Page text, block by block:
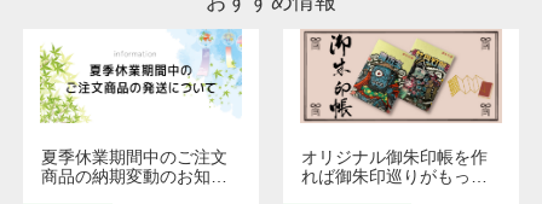
夏季休業期間中のご注文
商品の納期変動のお知ら
オリジナル御朱印帳を作
れば御朱印巡りがもっと